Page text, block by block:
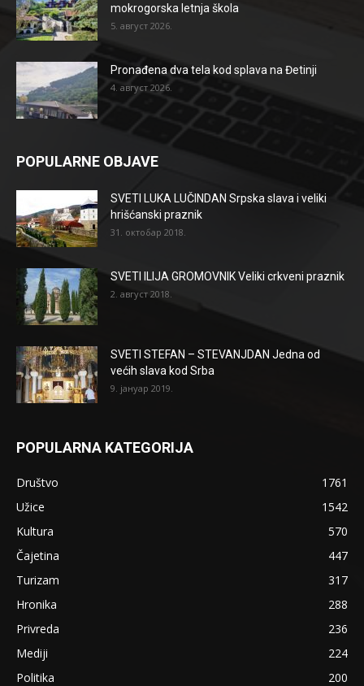
mokrogorska letnja škola
5. август 2026.
Pronađena dva tela kod splava na Đetinji
4. август 2026.
POPULARNE OBJAVE
SVETI LUKA LUČINDAN Srpska slava i veliki
hrišćanski praznik
31. октобар 2018.
SVETI ILIJA GROMOVNIK Veliki crkveni praznik
2. август 2018.
SVETI STEFAN – STEVANJDAN Jedna od
većih slava kod Srba
9. јануар 2019.
POPULARNA KATEGORIJA
Društvo
1761
Užice
1542
Kultura
570
Čajetina
447
Turizam
317
Hronika
288
Privreda
236
Mediji
224
Politika
200